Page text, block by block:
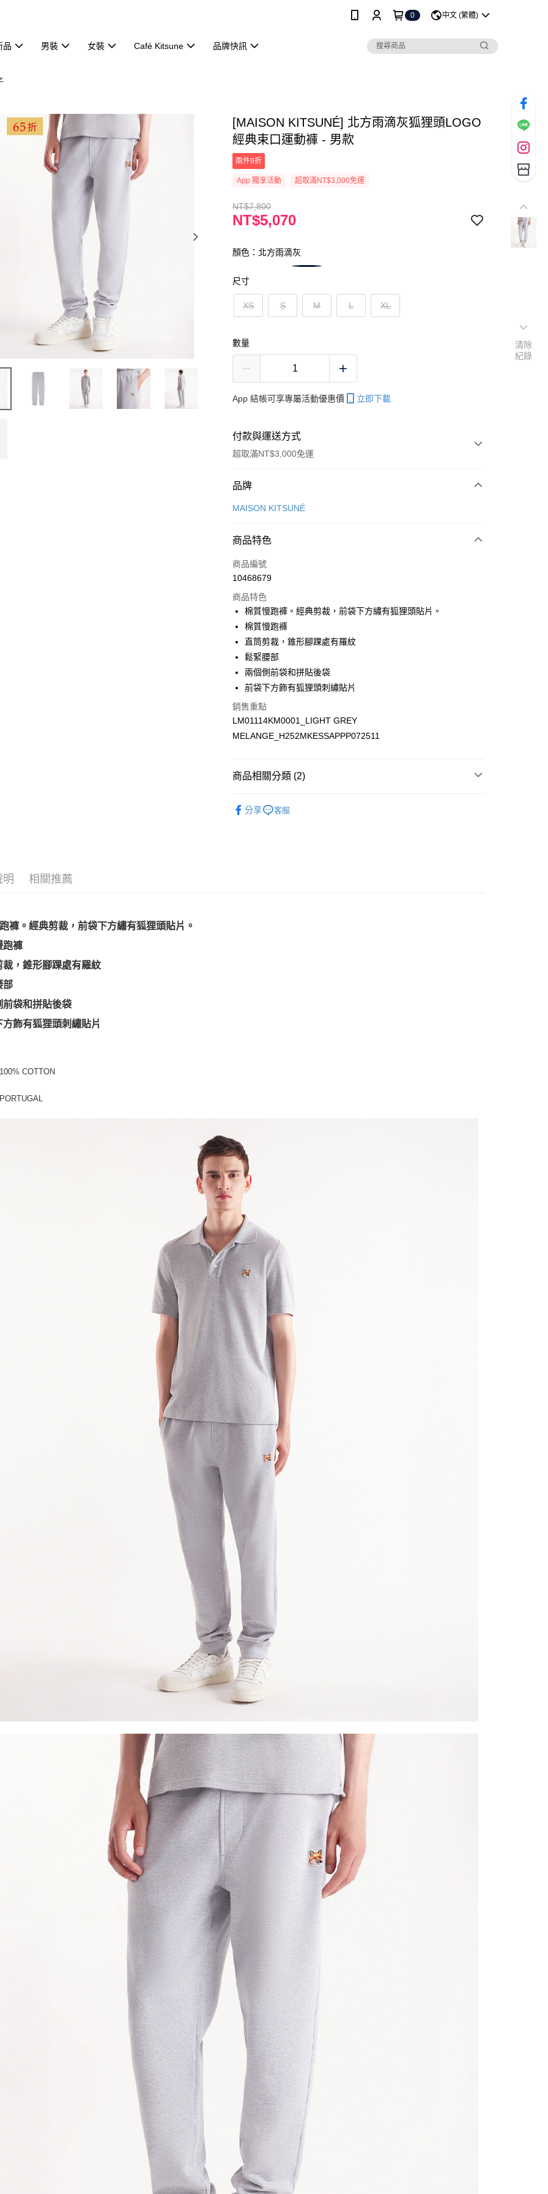
0 中文 (繁體)
品 男裝 女裝 Café Kitsune 品牌快訊
[MAISON KITSUNÉ] 北方雨滴灰狐狸頭LOGO
經典束口運動褲 - 男款
兩件9折
App 獨享活動 超取滿NT$3,000免運
NT$7,800
NT$5,070
顏色：北方雨滴灰
尺寸
XS S M L XL
數量
App 結帳可享專屬活動優惠價 立即下載
付款與運送方式
超取滿NT$3,000免運
付款方式
信用卡一次付款
運送方式
付款後全家取貨
每筆NT$100，滿NT$3,000(含以上)免運費
付款後萊爾富取貨
每筆NT$100
付款後7-11取貨
每筆NT$100，滿NT$3,000(含以上)免運費
宅配
品牌
MAISON KITSUNÉ
商品特色
商品編號
10468679
商品特色
棉質慢跑褲。經典剪裁，前袋下方繡有狐狸頭貼片。
棉質慢跑褲
直筒剪裁，錐形腳踝處有羅紋
鬆緊腰部
兩個側前袋和拼貼後袋
前袋下方飾有狐狸頭刺繡貼片
銷售重點
LM01114KM0001_LIGHT GREY
MELANGE_H252MKESSAPPP072511
商品相關分類 (2)
分享 客服
明 相關推薦
褲。經典剪裁，前袋下方繡有狐狸頭貼片。
跑褲
裁，錐形腳踝處有羅紋
部
前袋和拼貼後袋
方飾有狐狸頭刺繡貼片
COTTON
清除
紀錄